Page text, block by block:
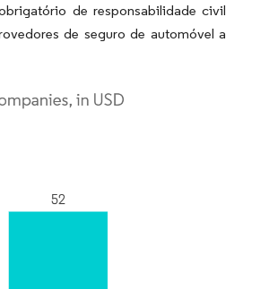
de responsabilidade civil
de seguro de automóvel a